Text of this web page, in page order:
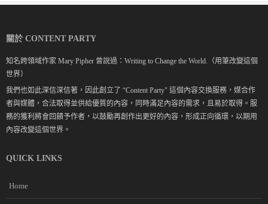
關於 CONTENT PARTY
知名跨領域作家 Mary Pipher 曾說過：Writing to Change the World.（用筆改變這個
世界）
我們也如此深信深信著，因此創立了 “Content Party" 這個內容交換服務，媒合作
者與媒體，合法取得並供給優質的內容，同時滿足內容的需求，且易於取得。服
務的獲利將會回饋予作者，以鼓勵再創作出更好的內容，形成正向循環，以期用
內容改變這個世界。
QUICK LINKS
Home